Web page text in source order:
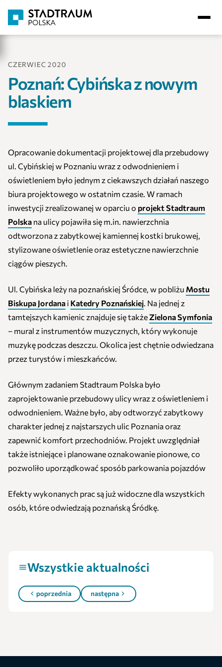
CZERWIEC 2020
Poznań: Cybińska z nowym
blaskiem
Opracowanie dokumentacji projektowej dla przebudowy
ul. Cybińskiej w Poznaniu wraz z odwodnieniem i
oświetleniem było jednym z ciekawszych działań naszego
biura projektowego w ostatnim czasie. W ramach
inwestycji zrealizowanej w oparciu o projekt Stadtraum
Polska na ulicy pojawiła się m.in. nawierzchnia
odtworzona z zabytkowej kamiennej kostki brukowej,
stylizowane oświetlenie oraz estetyczne nawierzchnie
ciągów pieszych.
Ul. Cybińska leży na poznańskiej Śródce, w pobliżu Mostu
Biskupa Jordana i Katedry Poznańskiej. Na jednej z
tamtejszych kamienic znajduje się takżeZielona Symfonia
– mural z instrumentów muzycznych, który wykonuje
muzykę podczas deszczu. Okolica jest chętnie odwiedzana
przez turystów i mieszkańców.
Głównym zadaniem Stadtraum Polska było
zaprojektowanie przebudowy ulicy wraz z oświetleniem i
odwodnieniem. Ważne było, aby odtworzyć zabytkowy
charakter jednej z najstarszych ulic Poznania oraz
zapewnić komfort przechodniów. Projekt uwzględniał
także istniejące i planowane oznakowanie pionowe, co
pozwoliło uporządkować sposób parkowania pojazdów
Efekty wykonanych prac są już widoczne dla wszystkich
osób, które odwiedzają poznańską Śródkę.
Wszystkie aktualności
poprzednia następna